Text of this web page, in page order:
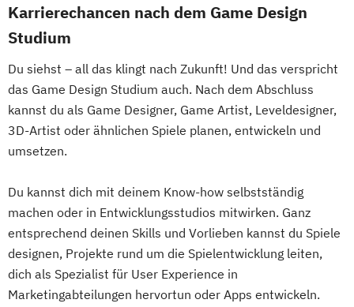
Karrierechancen nach dem Game Design
Studium
Du siehst – all das klingt nach Zukunft! Und das verspricht
das Game Design Studium auch. Nach dem Abschluss
kannst du als Game Designer, Game Artist, Leveldesigner,
3D-Artist oder ähnlichen Spiele planen, entwickeln und
umsetzen.
Du kannst dich mit deinem Know-how selbstständig
machen oder in Entwicklungsstudios mitwirken. Ganz
entsprechend deinen Skills und Vorlieben kannst du Spiele
designen, Projekte rund um die Spielentwicklung leiten,
dich als Spezialist für User Experience in
Marketingabteilungen hervortun oder Apps entwickeln.